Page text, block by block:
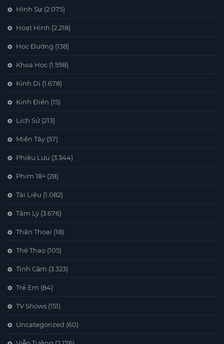
Hình Sự (2.075)
Hoạt Hình (2.218)
Học Đường (138)
Khoa Học (1.598)
Kinh Dị (1.678)
Kinh Điển (15)
Lịch Sử (213)
Miền Tây (57)
Phiêu Lưu (3.344)
Phim 18+ (28)
Tài Liệu (1.082)
Tâm Lý (3.676)
Thần Thoại (18)
Thể Thao (105)
Tình Cảm (3.323)
Trẻ Em (84)
TV Shows (151)
Uncategorized (60)